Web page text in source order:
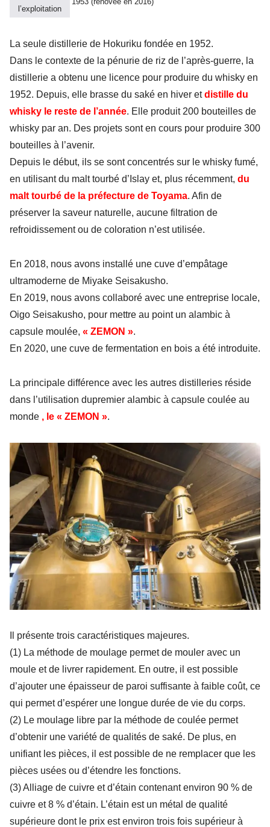
l’exploitation
La seule distillerie de Hokuriku fondée en 1952.
Dans le contexte de la pénurie de riz de l’après-guerre, la
distillerie a obtenu une licence pour produire du whisky en
1952. Depuis, elle brasse du saké en hiver etdistille du
whisky le reste de l’année. Elle produit 200 bouteilles de
whisky par an. Des projets sont en cours pour produire 300
bouteilles à l’avenir.
Depuis le début, ils se sont concentrés sur le whisky fumé,
en utilisant du malt tourbé d’Islay et, plus récemment, du
malt tourbé de la préfecture de Toyama. Afin de
préserver la saveur naturelle, aucune filtration de
refroidissement ou de coloration n’est utilisée.
En 2018, nous avons installé une cuve d’empâtage
ultramoderne de Miyake Seisakusho.
En 2019, nous avons collaboré avec une entreprise locale,
Oigo Seisakusho, pour mettre au point un alambic à
capsule moulée, « ZEMON ».
En 2020, une cuve de fermentation en bois a été introduite.
La principale différence avec les autres distilleries réside
dans l’utilisation dupremier alambic à capsule coulée au
monde , le « ZEMON ».
Il présente trois caractéristiques majeures.
(1) La méthode de moulage permet de mouler avec un
moule et de livrer rapidement. En outre, il est possible
d’ajouter une épaisseur de paroi suffisante à faible coût, ce
qui permet d’espérer une longue durée de vie du corps.
(2) Le moulage libre par la méthode de coulée permet
d’obtenir une variété de qualités de saké. De plus, en
unifiant les pièces, il est possible de ne remplacer que les
pièces usées ou d’étendre les fonctions.
(3) Alliage de cuivre et d’étain contenant environ 90 % de
cuivre et 8 % d’étain. L’étain est un métal de qualité
supérieure dont le prix est environ trois fois supérieur à